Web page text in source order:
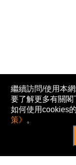
繼續訪問/使用本
要了解更多有關
如何使用cookies
策》 。